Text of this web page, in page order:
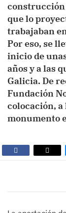
construcción
que lo
trabajaban
Por eso, se
inicio de
años y a las
Galicia. De
Fundación
colocación,
monumento